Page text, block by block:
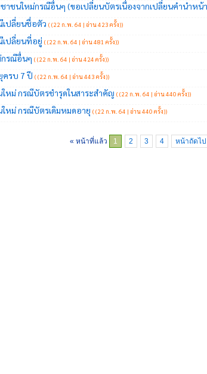
าชนใหม่กรณีอื่นๆ (ขอเปลี่ยนบัตรเนื่องจากเปลี่ยนคำนำหน้
ปลี่ยนชื่อตัว ((22 ก.พ. 64 | อ่าน 423 ครั้ง))
เปลี่ยนที่อยู่ ((22 ก.พ. 64 | อ่าน 481 ครั้ง))
กรณีอื่นๆ ((22 ก.พ. 64 | อ่าน 424 ครั้ง))
ครบ 7 ปี ((22 ก.พ. 64 | อ่าน 443 ครั้ง))
หม่ กรณีบัตรชำรุดในสาระสำคัญ ((22 ก.พ. 64 | อ่าน 440 ครั้ง))
หม่ กรณีบัตรเดิมหมดอายุ ((22 ก.พ. 64 | อ่าน 440 ครั้ง))
« หน้าที่แล้ว 1 2 3 4 หน้าถัดไป